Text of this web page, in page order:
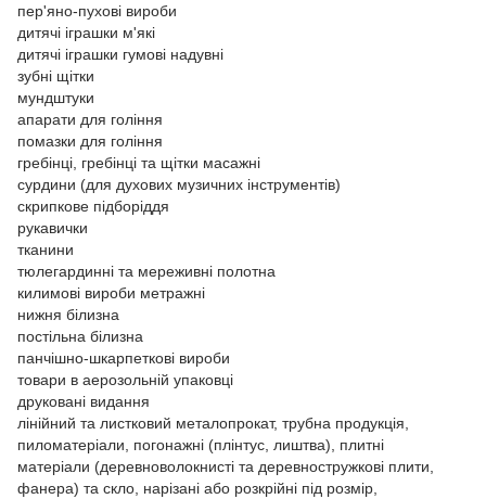
пер'яно-пухові вироби
дитячі іграшки м'які
дитячі іграшки гумові надувні
зубні щітки
мундштуки
апарати для гоління
помазки для гоління
гребінці, гребінці та щітки масажні
сурдини (для духових музичних інструментів)
скрипкове підборіддя
рукавички
тканини
тюлегардинні та мереживні полотна
килимові вироби метражні
нижня білизна
постільна білизна
панчішно-шкарпеткові вироби
товари в аерозольній упаковці
друковані видання
лінійний та листковий металопрокат, трубна продукція,
пиломатеріали, погонажні (плінтус, лиштва), плитні
матеріали (деревноволокнисті та деревностружкові плити,
фанера) та скло, нарізані або розкрійні під розмір,